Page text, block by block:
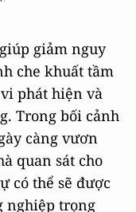
giảm nguy
che khuất tầm
phát hiện và
Trong bối cảnh
càng vươn
quan sát cho
có thể sẽ được
nghiệp trọng